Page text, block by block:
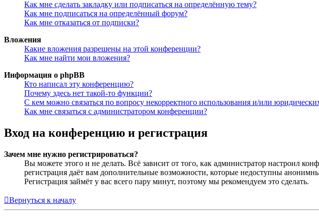
Как мне сделать закладку или подписаться на определённую тему?
Как мне подписаться на определённый форум?
Как мне отказаться от подписки?
Вложения
Какие вложения разрешены на этой конференции?
Как мне найти мои вложения?
Информация о phpBB
Кто написал эту конференцию?
Почему здесь нет такой-то функции?
С кем можно связаться по вопросу некорректного использования и/или
Как мне связаться с администратором конференции?
Вход на конференцию и регистрация
Зачем мне нужно регистрироваться?
Вы можете этого и не делать. Всё зависит от того, как администратор настроил
регистрация даёт вам дополнительные возможности, которые недоступны
Регистрация займёт у вас всего пару минут, поэтому мы рекомендуем это сделать.
Вернуться к началу